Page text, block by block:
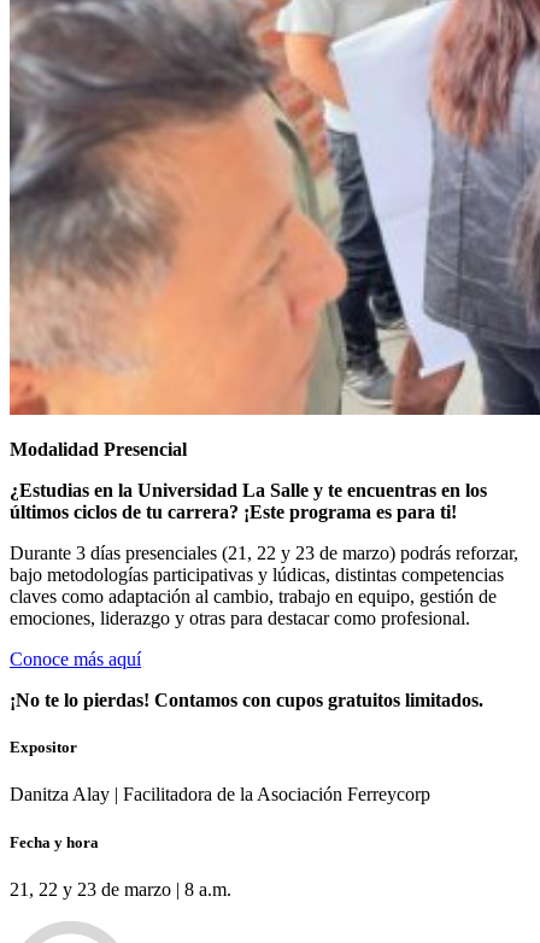
Modalidad Presencial
¿Estudias en la Universidad La Salle y te encuentras en los
últimos ciclos de tu carrera? ¡Este programa es para ti!
Durante 3 días presenciales (21, 22 y 23 de marzo) podrás reforzar,
bajo metodologías participativas y lúdicas, distintas competencias
claves como adaptación al cambio, trabajo en equipo, gestión de
emociones, liderazgo y otras para destacar como profesional.
Conoce más aquí
¡No te lo pierdas! Contamos con cupos gratuitos limitados.
Expositor
Danitza Alay | Facilitadora de la Asociación Ferreycorp
Fecha y hora
21, 22 y 23 de marzo | 8 a.m.